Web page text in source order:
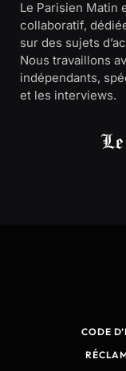
Le Parisien Matin
collaboratif,
sur des sujets
Nous travaillons
indépendants,
et les interviews.
CODE